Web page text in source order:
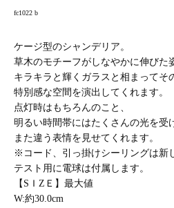
fc1022 b
ケージ型のシャンデリア。
草木のモチーフがしなやかに伸びた
キラキラと輝くガラスと相まってそ
特別感な空間を演出してくれます。
点灯時はもちろんのこと、
明るい時間帯にはたくさんの光を受
また違う表情を見せてくれます。
※コード、引っ掛けシーリングは新
テスト用に電球は付属します。
【SＩZＥ】最大値
W:約30.0cm